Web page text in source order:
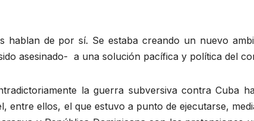
hablan de por sí. Se estaba creando un nuevo
asesinado- a una solución pacífica y política del
la guerra subversiva contra Cuba
entre ellos, el que estuvo a punto de ejecutarse,